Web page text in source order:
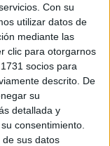
Con su
utilizar datos de
mediante las
clic para otorgarnos
socios para
descrito. De
su
detallada y
consentimiento.
sus datos